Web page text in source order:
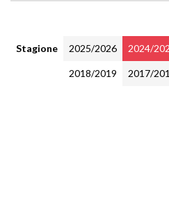
Stagione 2025/2026 2024/
2018/2019 2017/